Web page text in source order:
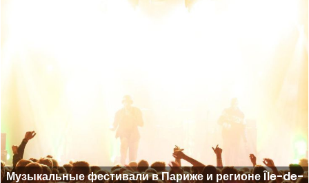
Музыкальные фестивали в Париже и регионе Île-de-